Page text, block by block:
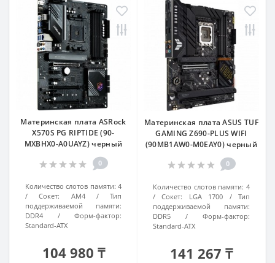
Материнская плата ASRock
X570S PG RIPTIDE (90-
MXBHX0-A0UAYZ) черный
0
Количество слотов памяти: 4
Сокет:
AM4
Тип
поддерживаемой памяти:
DDR4
Форм-фактор:
Standard-ATX
104 980 ₸
Материнская плата ASUS TUF
GAMING Z690-PLUS WIFI
(90MB1AW0-M0EAY0) черный
0
Количество слотов памяти: 4
Сокет:
LGA 1700
Тип
поддерживаемой памяти:
DDR5
Форм-фактор:
Standard-ATX
141 267 ₸